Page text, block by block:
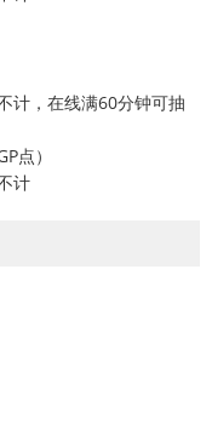
计，在线满60分钟可抽
点）
计